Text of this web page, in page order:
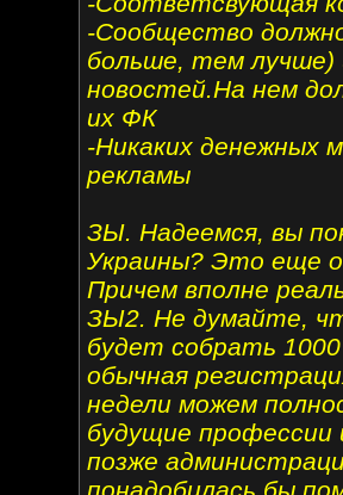
-Сообщество
больше, тем лучше)
новостей.На нем
их ФК
-Никаких денежных
рекламы
ЗЫ. Надеемся, вы
Украины? Это еще
Причем вполне
ЗЫ2. Не думайте,
будет собрать
обычная
недели можем
будущие профессии
позже